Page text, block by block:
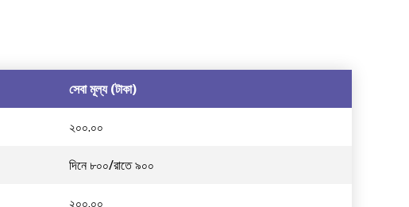
সেবা মূল্য (টাকা)
২০০.০০
দিনে ৮০০/রাতে ৯০০
২০০.০০